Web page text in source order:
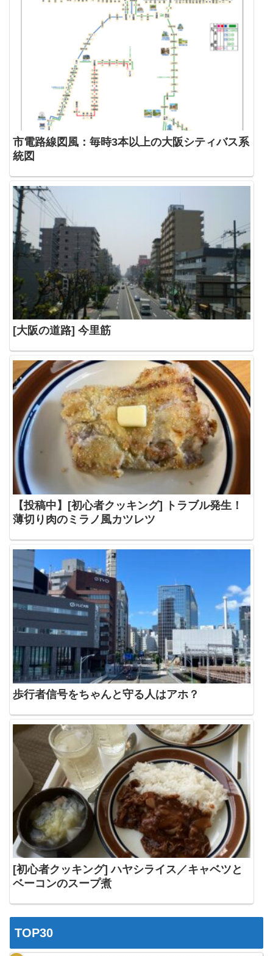
市電路線図風：毎時3本以上の大阪シティバス系
統図
[大阪の道路] 今里筋
【投稿中】[初心者クッキング] トラブル発生！
薄切り肉のミラノ風カツレツ
歩行者信号をちゃんと守る人はアホ？
[初心者クッキング] ハヤシライス／キャベツと
ベーコンのスープ煮
TOP30